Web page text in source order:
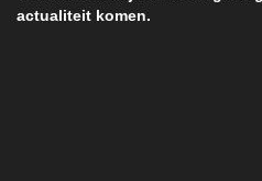
actualiteit komen.